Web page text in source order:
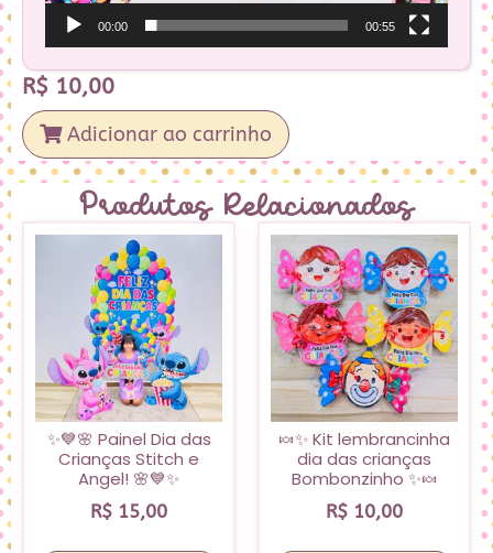
00:00 00:55
R$ 10,00
Adicionar ao carrinho
Produtos Relacionados
✨💙🌸 Painel Dia das
Crianças Stitch e
Angel! 🌸💙✨
R$ 15,00
🍬✨ Kit lembrancinha
dia das crianças
Bombonzinho ✨🍬
R$ 10,00